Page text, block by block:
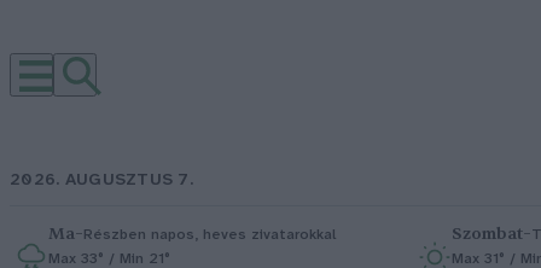
2026. AUGUSZTUS 7.
Ma–Részben napos, heves zivatarokkal
Max 33° / Min 21°
Szombat–
Max 31° /